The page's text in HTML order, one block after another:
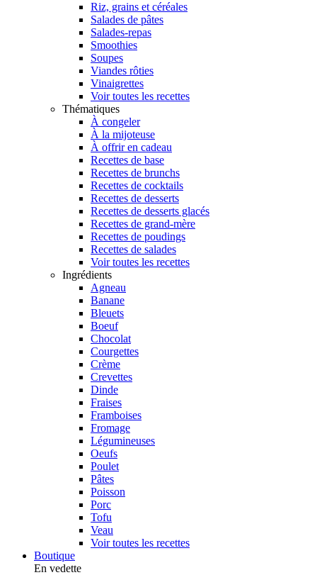
Riz, grains et céréales
Salades de pâtes
Salades-repas
Smoothies
Soupes
Viandes rôties
Vinaigrettes
Voir toutes les recettes
Thématiques
À congeler
À la mijoteuse
À offrir en cadeau
Recettes de base
Recettes de brunchs
Recettes de cocktails
Recettes de desserts
Recettes de desserts glacés
Recettes de grand-mère
Recettes de poudings
Recettes de salades
Voir toutes les recettes
Ingrédients
Agneau
Banane
Bleuets
Boeuf
Chocolat
Courgettes
Crème
Crevettes
Dinde
Fraises
Framboises
Fromage
Légumineuses
Oeufs
Poulet
Pâtes
Poisson
Porc
Tofu
Veau
Voir toutes les recettes
Boutique
En vedette